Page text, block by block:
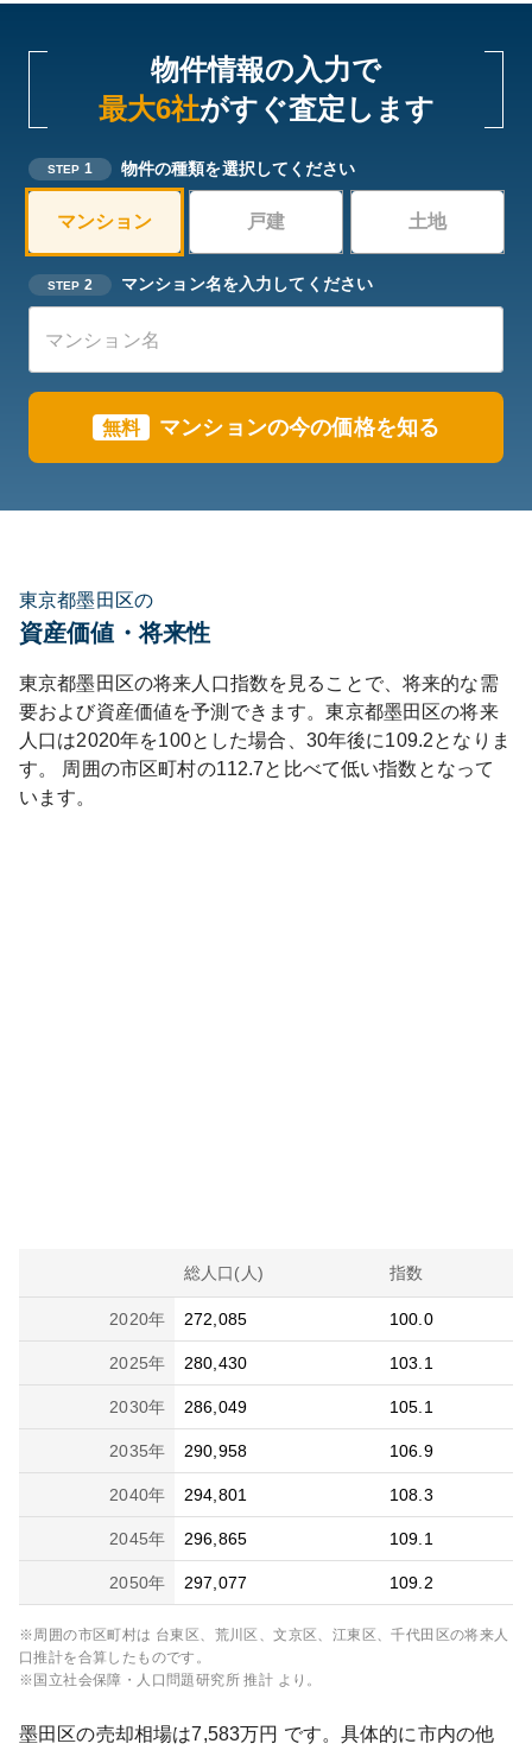
物件情報の入力で
最大6社がすぐ査定します
STEP 1 物件の種類を選択してください
マンション 戸建 土地
STEP 2 マンション名を入力してください
無料 マンションの今の価格を知る
東京都墨田区の
資産価値・将来性
東京都墨田区の将来人口指数を見ることで、将来的な需
要および資産価値を予測できます。東京都墨田区の将来
人口は2020年を100とした場合、30年後に109.2となりま
す。
周囲の市区町村の112.7と比べて低い指数となって
います。
総人口(人) 指数
2020年 272,085 100.0
2025年 280,430 103.1
2030年 286,049 105.1
2035年 290,958 106.9
2040年 294,801 108.3
2045年 296,865 109.1
2050年 297,077 109.2
※周囲の市区町村は 台東区、荒川区、文京区、江東区、千代田区の将来人
口推計を合算したものです。
※国立社会保障・人口問題研究所 推計 より。
墨田区の売却相場は7,583万円 です。具体的に市内の他